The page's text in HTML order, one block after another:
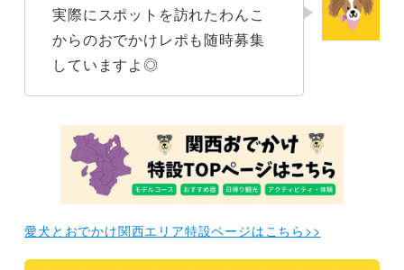
まとめ
実際にスポットを訪れたわんこ
からのおでかけレポも随時募集
していますよ◎
愛犬とおでかけ関西エリア特設ページはこちら>>